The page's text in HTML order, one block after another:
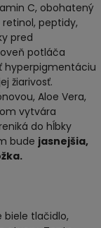
C, obohatený
retinol, peptidy,
pred
potláča
hyperpigmentáciu
žiarivosť.
Aloe Vera,
vytvára
do hĺbky
bude jasnejšia,
biele tlačidlo,